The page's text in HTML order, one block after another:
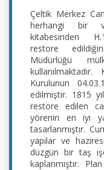
Çeltik Merkez
herhangi bir
kitabesinden
restore
Müdürlüğü
Kurulunun
edilmiştir. 1815
restore edilen
yörenin en iyi
tasarlanmıştır.
yapılar ve
düzgün bir taş
kaplanmıştır.